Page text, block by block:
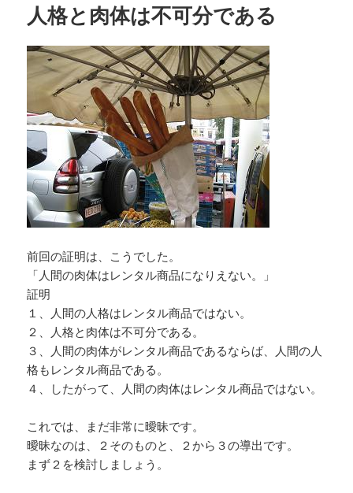
ー
人格と肉体は不可分である
前回の証明は、こうでした。
「人間の肉体はレンタル商品になりえない。」
証明
１、人間の人格はレンタル商品ではない。
２、人格と肉体は不可分である。
３、人間の肉体がレンタル商品であるならば、人間の人
格もレンタル商品である。
４、したがって、人間の肉体はレンタル商品ではない。
これでは、まだ非常に曖昧です。
曖昧なのは、２そのものと、２から３の導出です。
まず２を検討しましょう。